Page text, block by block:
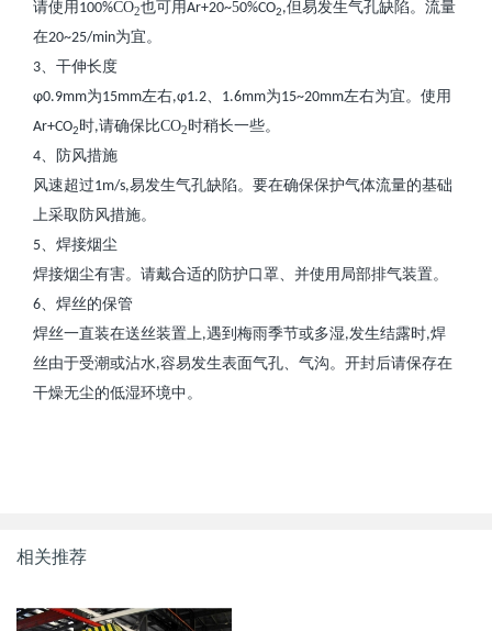
请使用 100%CO2也可用Ar+20~50%CO2,但易发生气孔缺陷。流量
在20~25/min为宜。
3、 干伸长度
φ0.9mm为15mm左右,φ1.2、 1.6mm为15~20mm左右为宜。使用
Ar+CO2时,请确保比CO2时稍长一些。
4、
防风措施
风速超过1m/s,易发生气孔缺陷。要在确保保护气体流量的基础
上采取防风措施。
5、 焊接烟尘
焊接烟尘有害。请戴合适的防护口罩、并使用局部排气装置。
6、 焊丝的保管
焊丝一直装在送丝装置上,遇到梅雨季节或多湿,发生结露时,焊
丝由于受潮或沾水,容易发生表面气孔、气沟。开封后请保存在
干燥无尘的低湿环境中。
相关推荐